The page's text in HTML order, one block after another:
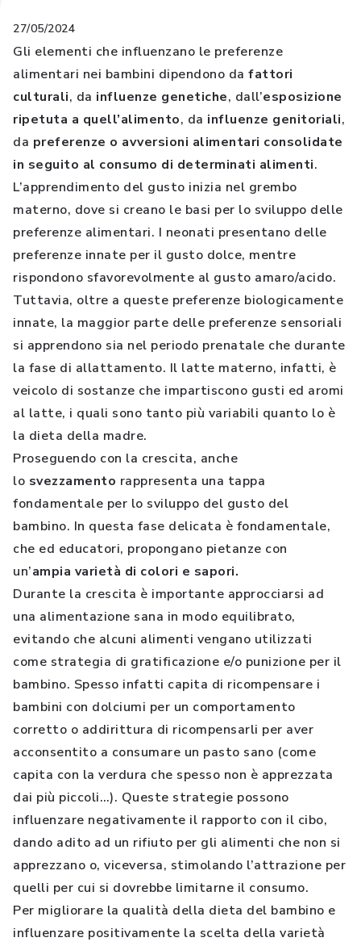
27/05/2024
Gli elementi che influenzano le preferenze
alimentari nei bambini dipendono da fattori
culturali, da influenze genetiche, dall’esposizione
ripetuta a quell’alimento, da influenze genitoriali,
da preferenze o avversioni alimentari consolidate
in seguito al consumo di determinati alimenti.
L’apprendimento del gusto inizia nel grembo
materno, dove si creano le basi per lo sviluppo delle
preferenze alimentari. I neonati presentano delle
preferenze innate per il gusto dolce, mentre
rispondono sfavorevolmente al gusto amaro/acido.
Tuttavia, oltre a queste preferenze biologicamente
innate, la maggior parte delle preferenze sensoriali
si apprendono sia nel periodo prenatale che durante
la fase di allattamento. Il latte materno, infatti, è
veicolo di sostanze che impartiscono gusti ed aromi
al latte, i quali sono tanto più variabili quanto lo è
la dieta della madre.
Proseguendo con la crescita, anche
lo svezzamento rappresenta una tappa
fondamentale per lo sviluppo del gusto del
bambino. In questa fase delicata è fondamentale,
che ed educatori, propongano pietanze con
un’ampia varietà di colori e sapori.
Durante la crescita è importante approcciarsi ad
una alimentazione sana in modo equilibrato,
evitando che alcuni alimenti vengano utilizzati
come strategia di gratificazione e/o punizione per il
bambino. Spesso infatti capita di ricompensare i
bambini con dolciumi per un comportamento
corretto o addirittura di ricompensarli per aver
acconsentito a consumare un pasto sano (come
capita con la verdura che spesso non è apprezzata
dai più piccoli…). Queste strategie possono
influenzare negativamente il rapporto con il cibo,
dando adito ad un rifiuto per gli alimenti che non si
apprezzano o, viceversa, stimolando l’attrazione per
quelli per cui si dovrebbe limitarne il consumo.
Per migliorare la qualità della dieta del bambino e
influenzare positivamente la scelta della varietà